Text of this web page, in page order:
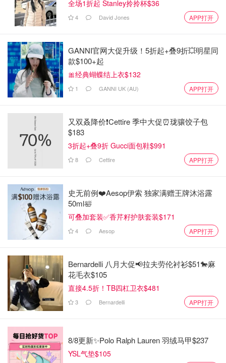
难度大的是钟塔那里。如果一开始对的不齐，后面连接转轴
和高塔的时候会特别难。连不上甚至要全拆了重新搭，极其
绝望。😞
我当时是差不多对齐的，使了一些力气，掉落了几块，但是
最终还是连接上了。
全场1折起 Stanley拎拎杯$36
4 David Jones APP打开
GANNI官网大促升级！5折起+叠9折💥明星同
款$100+起
🎀经典蝴蝶结上衣$132
1 GANNI UK (AU) APP打开
又双叒降价❗️Cettire 季中大促⏰珑骧饺子包
$183
3折起+叠9折 Gucci面包鞋$991
8 Cettire APP打开
史无前例❤️Aesop伊索 独家满赠王牌沐浴露
50ml🛀
可叠加套装✅香芹籽护肤套装$171
4 Aesop APP打开
Bernardelli 八月大促📢拉夫劳伦衬衫$51🐎麻
花毛衣$105
直接4.5折！TB四杠卫衣$481
3 Bernardelli APP打开
8/8更新✨Polo Ralph Lauren 羽绒马甲$237
YSL气垫$105